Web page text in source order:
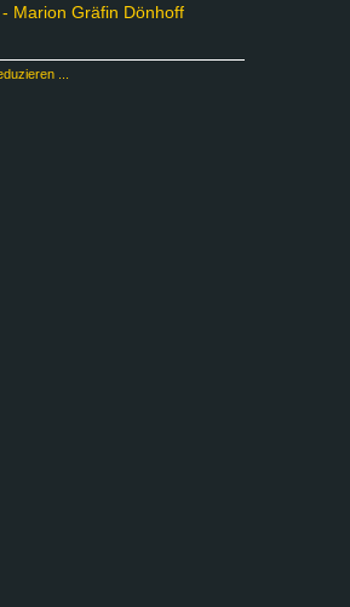
Ma­ri­on Grä­fin Dön­hoff
...